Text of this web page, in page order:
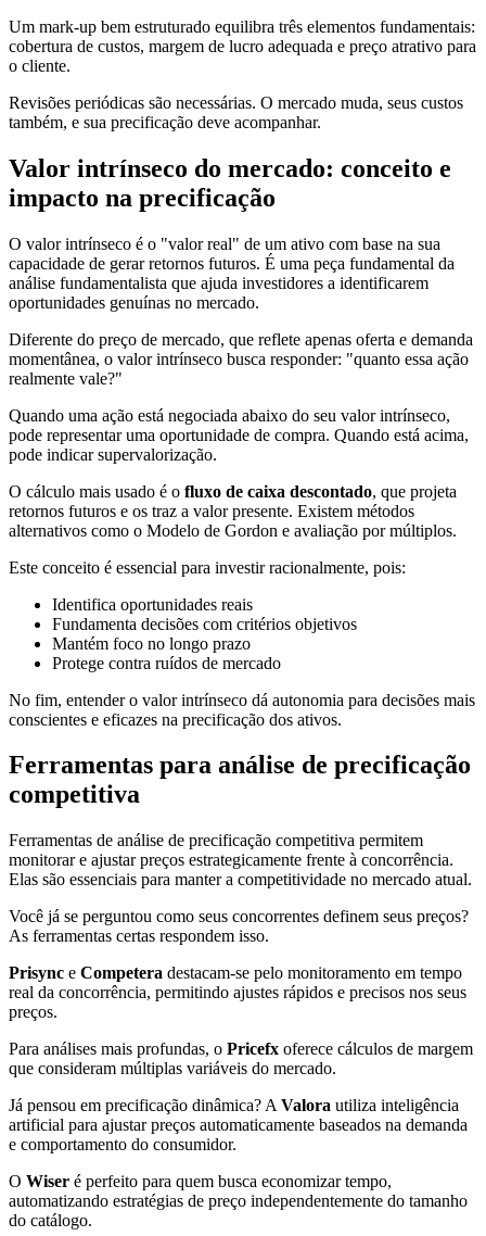
Um mark-up bem estruturado equilibra três elementos fundamentais:
cobertura de custos, margem de lucro adequada e preço atrativo para
o cliente.
Revisões periódicas são necessárias. O mercado muda, seus custos
também, e sua precificação deve acompanhar.
Valor intrínseco do mercado: conceito e
impacto na precificação
O valor intrínseco é o "valor real" de um ativo com base na sua
capacidade de gerar retornos futuros. É uma peça fundamental da
análise fundamentalista que ajuda investidores a identificarem
oportunidades genuínas no mercado.
Diferente do preço de mercado, que reflete apenas oferta e demanda
momentânea, o valor intrínseco busca responder: "quanto essa ação
realmente vale?"
Quando uma ação está negociada abaixo do seu valor intrínseco,
pode representar uma oportunidade de compra. Quando está acima,
pode indicar supervalorização.
O cálculo mais usado é o fluxo de caixa descontado, que projeta
retornos futuros e os traz a valor presente. Existem métodos
alternativos como o Modelo de Gordon e avaliação por múltiplos.
Este conceito é essencial para investir racionalmente, pois:
Identifica oportunidades reais
Fundamenta decisões com critérios objetivos
Mantém foco no longo prazo
Protege contra ruídos de mercado
No fim, entender o valor intrínseco dá autonomia para decisões mais
conscientes e eficazes na precificação dos ativos.
Ferramentas para análise de precificação
competitiva
Ferramentas de análise de precificação competitiva permitem
monitorar e ajustar preços estrategicamente frente à concorrência.
Elas são essenciais para manter a competitividade no mercado atual.
Você já se perguntou como seus concorrentes definem seus preços?
As ferramentas certas respondem isso.
Prisync e Competera destacam-se pelo monitoramento em tempo
real da concorrência, permitindo ajustes rápidos e precisos nos seus
preços.
Para análises mais profundas, o Pricefx oferece cálculos de margem
que consideram múltiplas variáveis do mercado.
Já pensou em precificação dinâmica? A Valora utiliza inteligência
artificial para ajustar preços automaticamente baseados na demanda
e comportamento do consumidor.
O Wiser é perfeito para quem busca economizar tempo,
automatizando estratégias de preço independentemente do tamanho
do catálogo.